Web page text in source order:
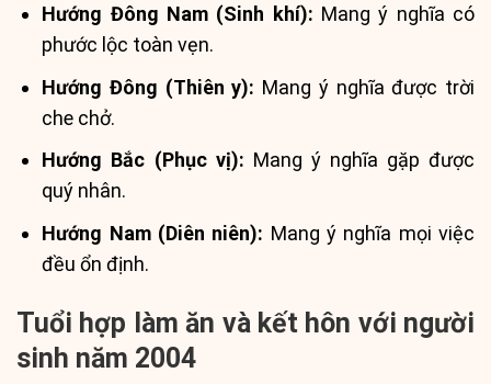
Hướng Đông Nam (Sinh khí): Mang ý nghĩa có
phước lộc toàn vẹn.
Hướng Đông (Thiên y): Mang ý nghĩa được trời
che chở.
Hướng Bắc (Phục vị): Mang ý nghĩa gặp được
quý nhân.
Hướng Nam (Diên niên): Mang ý nghĩa mọi việc
đều ổn định.
Tuổi hợp làm ăn và kết hôn với người
sinh năm 2004